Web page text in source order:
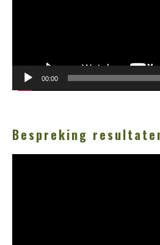
00:00
Bespreking